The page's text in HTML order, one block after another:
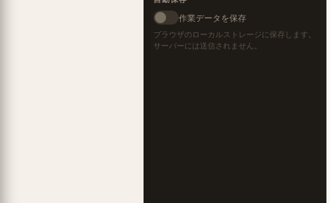
作業データを保存
ブラウザのローカルストレージに保存します。
サーバーには送信されません。